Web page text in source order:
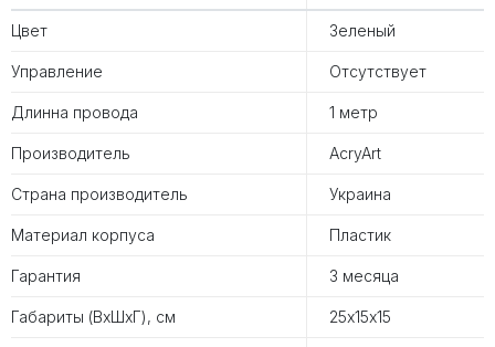
Цвет Зеленый
Управление Отсутствует
Длинна провода 1 метр
Производитель AcryArt
Страна производитель Украина
Материал корпуса Пластик
Гарантия 3 месяца
Габариты (ВхШхГ), см 25х15х15